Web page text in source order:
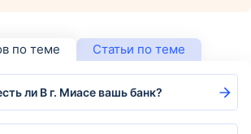
по теме Статьи по теме
ли В г. Миасе вашь банк?